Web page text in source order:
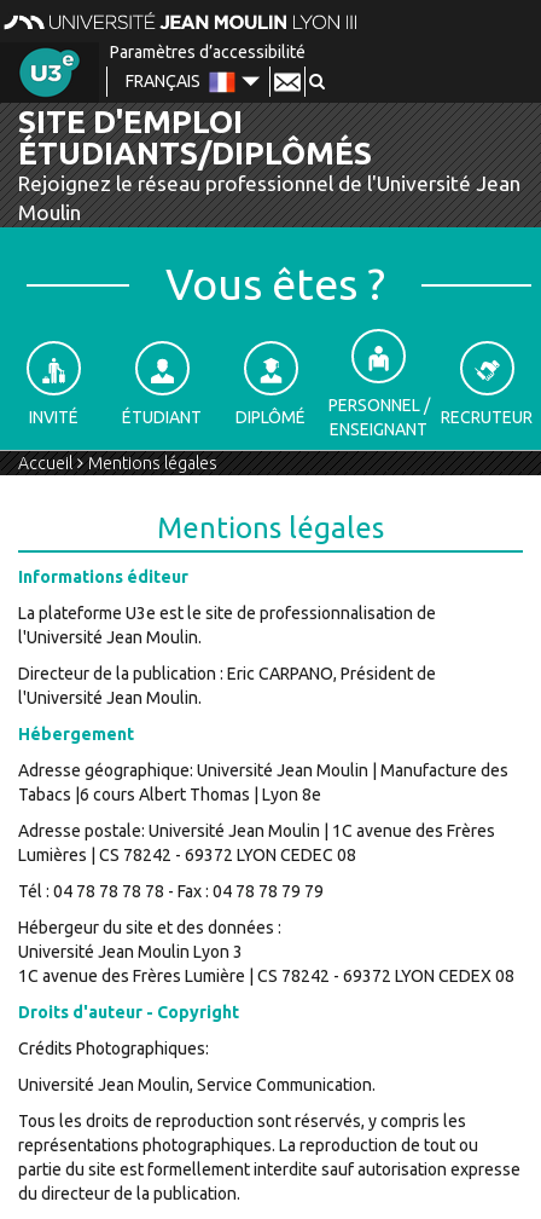
Aller
au
menu
Aller
au
contenu
Aller
à
la
recherche
Paramètres d’accessibilité
Changer de langue
FRANÇAIS
ENGLISH
ESPAÑOL
NOUS CONTACTER
SITE D'EMPLOI
ÉTUDIANTS/DIPLÔMÉS
Rejoignez le réseau professionnel de l'Université Jean
Moulin
Vous êtes ?
INVITÉ ÉTUDIANT DIPLÔMÉ
PERSONNEL /
ENSEIGNANT
RECRUTEUR
Accueil Mentions légales
Mentions légales
Informations éditeur
La plateforme U3e est le site de professionnalisation de
l'Université Jean Moulin.
Directeur de la publication : Eric CARPANO, Président de
l'Université Jean Moulin.
Hébergement
Adresse géographique: Université Jean Moulin | Manufacture des
Tabacs |6 cours Albert Thomas | Lyon 8e
Adresse postale: Université Jean Moulin | 1C avenue des Frères
Lumières | CS 78242 - 69372 LYON CEDEC 08
Tél : 04 78 78 78 78 - Fax : 04 78 78 79 79
Hébergeur du site et des données :
Université Jean Moulin Lyon 3
1C avenue des Frères Lumière | CS 78242 - 69372 LYON CEDEX 08
Droits d'auteur - Copyright
Crédits Photographiques:
Université Jean Moulin, Service Communication.
Tous les droits de reproduction sont réservés, y compris les
représentations photographiques. La reproduction de tout ou
partie du site est formellement interdite sauf autorisation expresse
du directeur de la publication.
Panneau de gestion des cookies